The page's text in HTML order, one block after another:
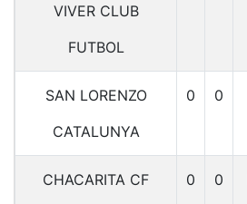
VIVER CLUB
FUTBOL
SAN LORENZO
CATALUNYA
0 0
CHACARITA CF 0 0